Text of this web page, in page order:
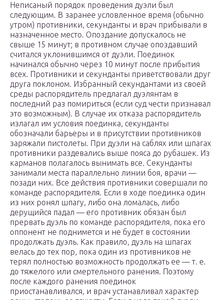
Неписаный порядок проведения дуэли был
следующим. В заранее условленное время (обычно
утром) противники, секунданты и врач прибывали в
назначенное место. Опоздание допускалось не
свыше 15 минут; в противном случае опоздавший
считался уклонившимся от дуэли. Поединок
начинался обычно через 10 минут после прибытия
всех. Противники и секунданты приветствовали друг
друга поклоном. Избранный секундантами из своей
среды распорядитель предлагал дуэлянтам в
последний раз помириться (если суд чести признавал
это возможным). В случае их отказа распорядитель
излагал им условия поединка, секунданты
обозначали барьеры и в присутствии противников
заряжали пистолеты. При дуэли на саблях или шпагах
противники раздевались выше пояса до рубашек. Из
карманов полагалось вынимать все. Секунданты
занимали места параллельно линии боя, врачи —
позади них. Все действия противники совершали по
команде распорядителя. Если в ходе поединка один
из них ронял шпагу, либо она ломалась, либо
дерущийся падал — его противник обязан был
прервать дуэль по команде распорядителя, пока его
оппонент не поднимется и не будет в состоянии
продолжать дуэль. Как правило, дуэль на шпагах
велась до тех пор, пока один из противников не
терял полностью возможность продолжать ее — т. е.
до тяжелого или смертельного ранения. Поэтому
после каждого ранения поединок
приостанавливался, и врач устанавливал характер